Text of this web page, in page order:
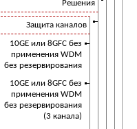
Решения
Защита каналов
10GE или 8GFC без
применения WDM
без резервирования
10GE или 8GFC без
применения WDM
без резервирования
(3 канала)